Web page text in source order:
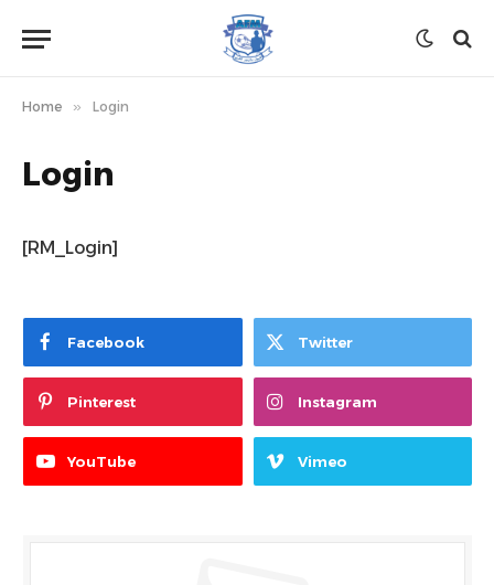
Home » Login
Login
[RM_Login]
Facebook Twitter
Pinterest Instagram
YouTube Vimeo